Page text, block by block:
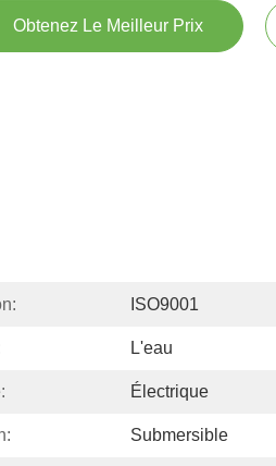
Obtenez Le Meilleur Prix
ISO9001
L'eau
Électrique
Submersible